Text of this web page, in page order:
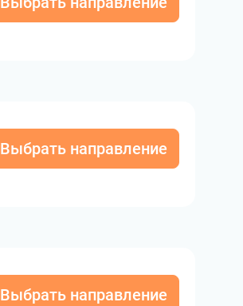
Выбрать направление
Выбрать направление